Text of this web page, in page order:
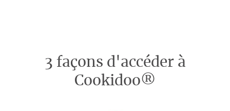
3 façons d'accéder à
Cookidoo®